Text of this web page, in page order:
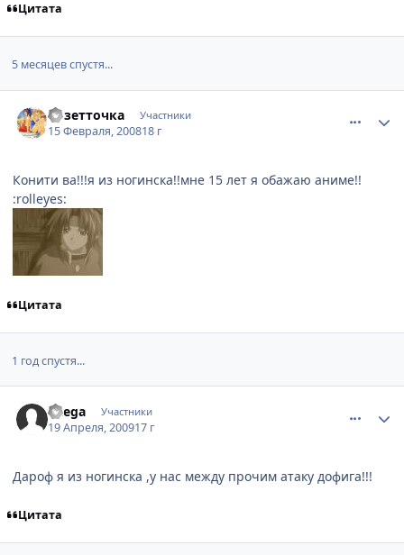
Цитата
5 месяцев спустя...
Розетточка Участники
15 Февраля, 200818 г
Конити ва!!!я из ногинска!!мне 15 лет я обажаю аниме!!
:rolleyes:
Цитата
1 год спустя...
Baega Участники
19 Апреля, 200917 г
Дароф я из ногинска ,у нас между прочим атаку дофига!!!
Цитата